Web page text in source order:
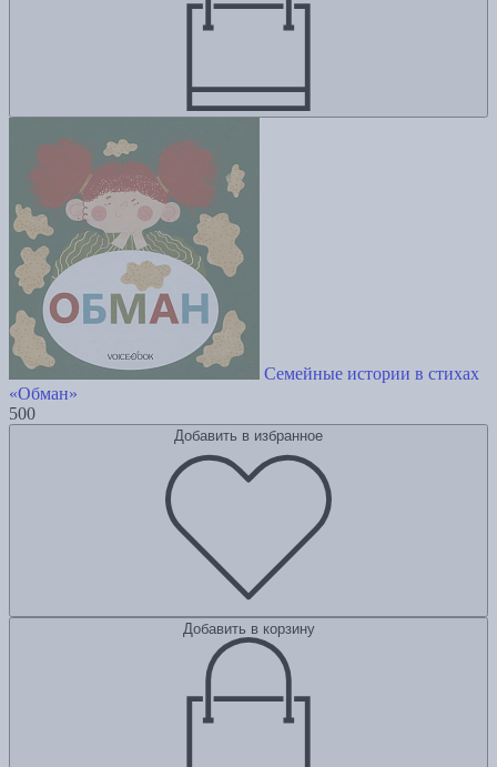
Семейные истории в стихах
«Обман»
500
Добавить в избранное
Добавить в корзину